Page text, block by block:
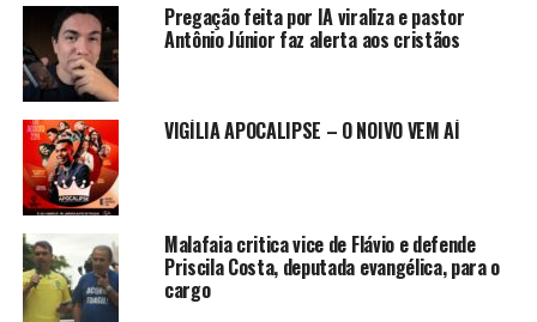
Pregação feita por IA viraliza e pastor
Antônio Júnior faz alerta aos cristãos
VIGÍLIA APOCALIPSE – O NOIVO VEM AÍ
Malafaia critica vice de Flávio e defende
Priscila Costa, deputada evangélica, para o
cargo